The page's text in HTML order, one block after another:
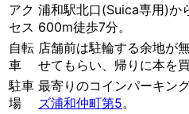
アク
セス
浦和駅北口(Suica専用)か
600m徒歩7分。
自転
車
店舗前は駐輪する余地が
せてもらい、帰りに本を
駐車
場
最寄りのコインパーキン
ズ浦和仲町第5。